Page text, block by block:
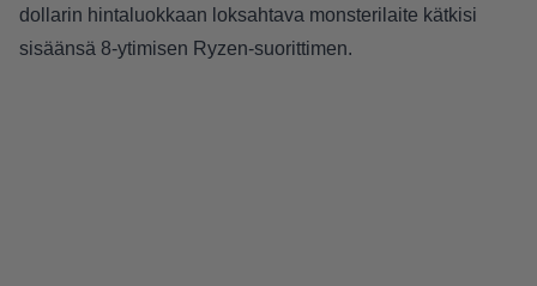
dollarin hintaluokkaan loksahtava monsterilaite kätkisi
sisäänsä 8-ytimisen Ryzen-suorittimen.